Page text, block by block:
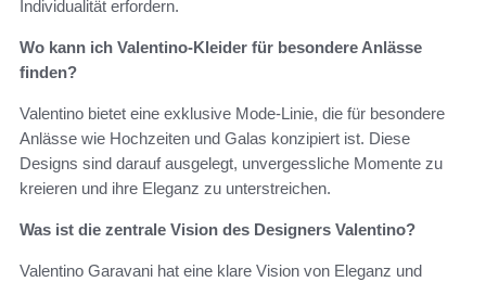
Individualität erfordern.
Wo kann ich Valentino-Kleider für besondere Anlässe
finden?
Valentino bietet eine exklusive Mode-Linie, die für besondere
Anlässe wie Hochzeiten und Galas konzipiert ist. Diese
Designs sind darauf ausgelegt, unvergessliche Momente zu
kreieren und ihre Eleganz zu unterstreichen.
Was ist die zentrale Vision des Designers Valentino?
Valentino Garavani hat eine klare Vision von Eleganz und